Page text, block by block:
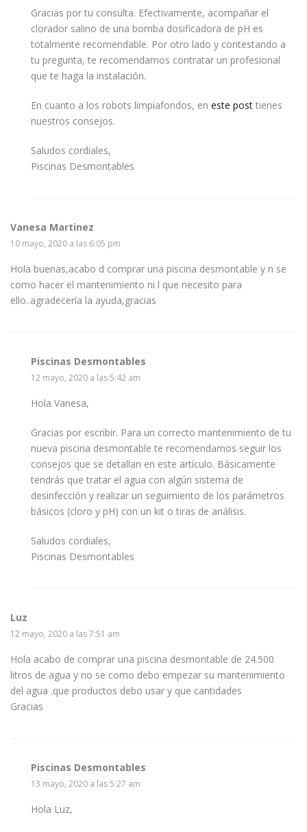
Gracias por tu consulta. Efectivamente, acompañar el
clorador salino de una bomba dosificadora de pH es
totalmente recomendable. Por otro lado y contestando a
tu pregunta, te recomendamos contratar un profesional
que te haga la instalación.
En cuanto a los robots limpiafondos, en este post tienes
nuestros consejos.
Saludos cordiales,
Piscinas Desmontables
Vanesa Martinez
10 mayo, 2020 a las 6:05 pm
Hola buenas,acabo d comprar una piscina desmontable y n se
como hacer el mantenimiento ni l que necesito para
ello..agradecería la ayuda,gracias
Piscinas Desmontables
12 mayo, 2020 a las 5:42 am
Hola Vanesa,
Gracias por escribir. Para un correcto mantenimiento de tu
nueva piscina desmontable te recomendamos seguir los
consejos que se detallan en este artículo. Básicamente
tendrás que tratar el agua con algún sistema de
desinfección y realizar un seguimiento de los parámetros
básicos (cloro y pH) con un kit o tiras de análisis.
Saludos cordiales,
Piscinas Desmontables
Luz
12 mayo, 2020 a las 7:51 am
Hola acabo de comprar una piscina desmontable de 24.500
litros de agua y no se como debo empezar su mantenimiento
del agua .que productos debo usar y que cantidades
Gracias
Piscinas Desmontables
13 mayo, 2020 a las 5:27 am
Hola Luz,